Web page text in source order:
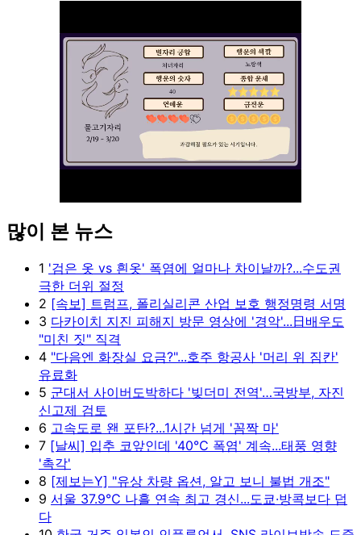
많이 본 뉴스
1 '검은 옷 vs 흰옷' 폭염에 얼마나 차이날까?...수도권
극한 더위 절정
2 [속보] 트럼프, 폴리실리콘 산업 보호 행정명령 서명
3 다카이치 지진 피해지 방문 영상에 '경악'...日배우도
"미친 짓" 직격
4 "다음엔 화장실 요금?"...호주 항공사 '머리 위 짐칸'
유료화
5 군대서 사이버도박하다 '빚더미 전역'…국방부, 자진
신고제 검토
6 고속도로 왠 포탄?...1시간 넘게 '꼼짝 마'
7 [날씨] 입추 코앞인데 '40℃ 폭염' 계속...태풍 영향
'촉각'
8 [제보는Y] "유상 차량 옵션, 알고 보니 불법 개조"
9 서울 37.9℃ 나흘 연속 최고 경신...도쿄·방콕보다 덥
다